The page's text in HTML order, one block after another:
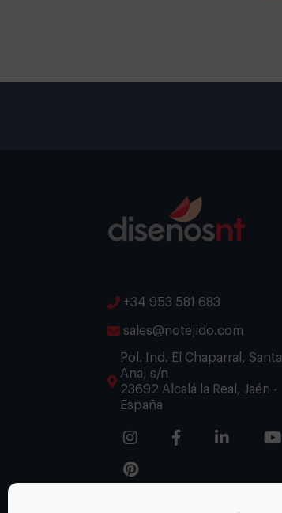
+34 953 581 683
sales@notejido.com
Pol. Ind. El Chaparral, Santa
Ana, s/n
23692 Alcalá la Real, Jaén -
España